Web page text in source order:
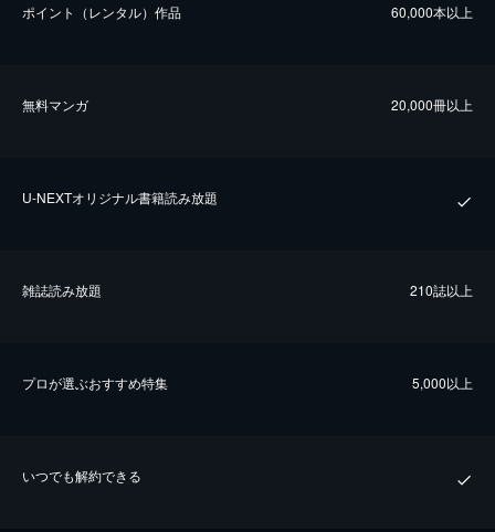
ポイント（レンタル）作品 60,000本以上
無料マンガ 20,000冊以上
U-NEXTオリジナル書籍読み放題
雑誌読み放題 210誌以上
プロが選ぶおすすめ特集 5,000以上
いつでも解約できる